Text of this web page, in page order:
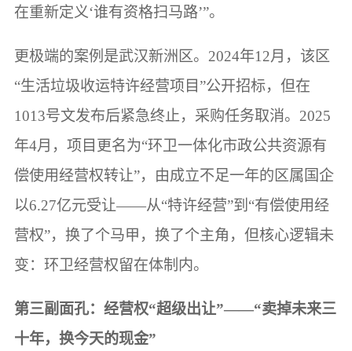
在重新定义‘谁有资格扫马路’”。
更极端的案例是武汉新洲区。2024年12月，该区
“生活垃圾收运特许经营项目”公开招标，但在
1013号文发布后紧急终止，采购任务取消。2025
年4月，项目更名为“环卫一体化市政公共资源有
偿使用经营权转让”，由成立不足一年的区属国企
以6.27亿元受让——从“特许经营”到“有偿使用经
营权”，换了个马甲，换了个主角，但核心逻辑未
变：环卫经营权留在体制内。
第三副面孔：经营权“超级出让”——“卖掉未来三
十年，换今天的现金”